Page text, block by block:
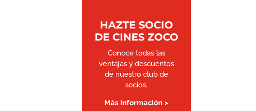
HAZTE SOCIO
DE CINES ZOCO
Conoce todas las
ventajas y descuentos
de nuestro club de
socios.
Más información >